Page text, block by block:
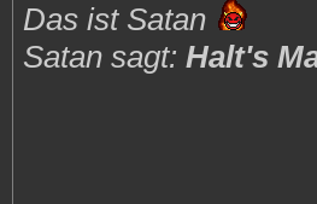
Das ist Satan
Satan sagt: Halt's